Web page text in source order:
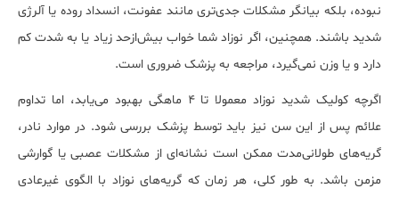
نبوده، بلکه بیانگر مشکلات جدی‌تری مانند عفونت، انسداد روده یا آلرژی
شدید باشند. همچنین، اگر نوزاد شما خواب بیش‌ازحد زیاد یا به شدت کم
دارد و یا وزن نمی‌گیرد، مراجعه به پزشک ضروری است.
اگرچه کولیک شدید نوزاد معمولا تا ۴ ماهگی بهبود می‌یابد، اما تداوم
علائم پس از این سن نیز باید توسط پزشک بررسی شود. در موارد نادر،
گریه‌های طولانی‌مدت ممکن است نشانه‌ای از مشکلات عصبی یا گوارشی
مزمن باشد. به طور کلی، هر زمان که گریه‌های نوزاد با الگوی غیرعادی